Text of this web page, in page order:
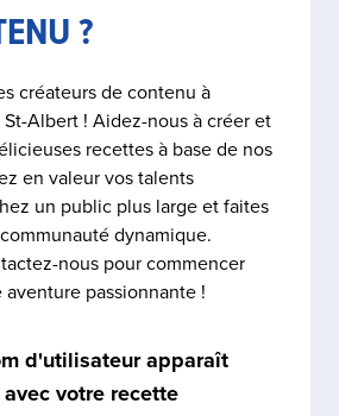
?
créateurs de contenu à
Albert ! Aidez-nous à créer et
recettes à base de nos
en valeur vos talents
un public plus large et faites
dynamique.
nous pour commencer
passionnante !
d'utilisateur apparaît
votre recette